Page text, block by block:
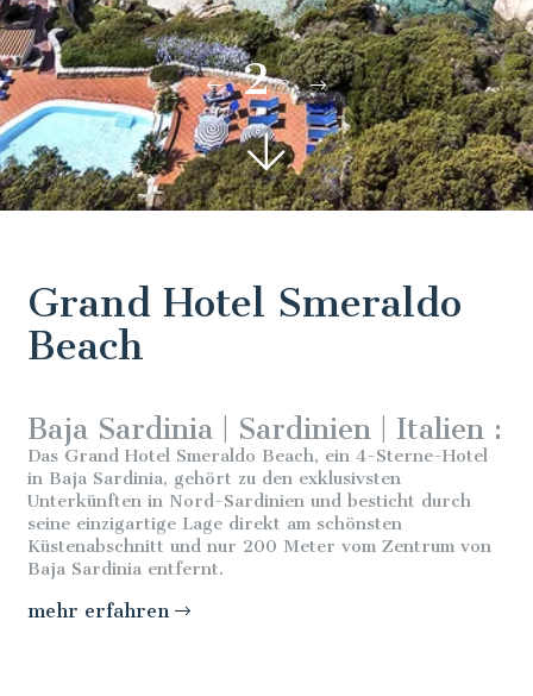
2/3
Grand Hotel Smeraldo
Beach
Baja Sardinia | Sardinien | Italien :
Das Grand Hotel Smeraldo Beach, ein 4-Sterne-Hotel
in Baja Sardinia, gehört zu den exklusivsten
Unterkünften in Nord-Sardinien und besticht durch
seine einzigartige Lage direkt am schönsten
Küstenabschnitt und nur 200 Meter vom Zentrum von
Baja Sardinia entfernt.
mehr erfahren